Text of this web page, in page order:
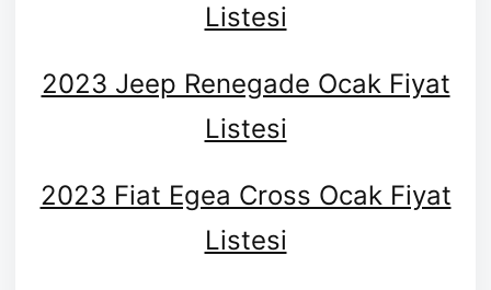
Listesi
2023 Jeep Renegade Ocak Fiyat
Listesi
2023 Fiat Egea Cross Ocak Fiyat
Listesi